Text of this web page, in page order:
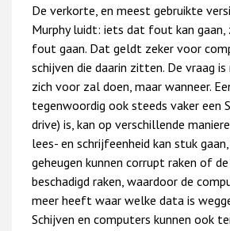
De verkorte, en meest gebruikte
Murphy luidt: iets dat fout kan gaan,
fout gaan. Dat geldt zeker voor
schijven die daarin zitten. De vraag
zich voor zal doen, maar wanneer.
tegenwoordig ook steeds vaker een
drive) is, kan op verschillende
lees- en schrijfeenheid kan stuk
geheugen kunnen corrupt raken of
beschadigd raken, waardoor de
meer heeft waar welke data is
Schijven en computers kunnen ook